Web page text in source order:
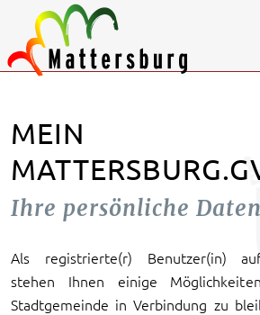
MEIN
Ihre persönliche
Als registrierte(r) Benutzer(in)
stehen Ihnen einige
Stadtgemeinde in Verbindung zu